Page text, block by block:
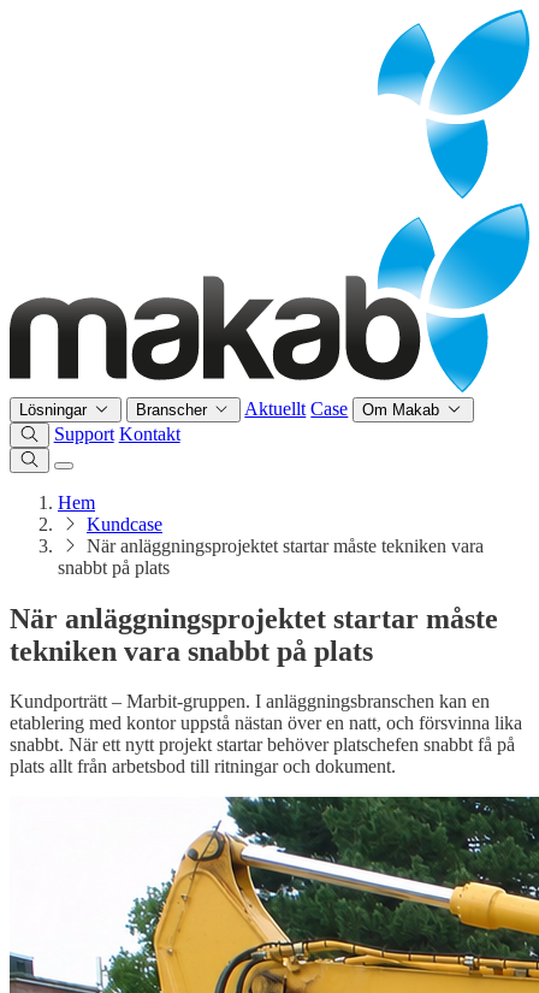
Lösningar Branscher Aktuellt Case Om Makab
Support Kontakt
Hem
Kundcase
När anläggningsprojektet startar måste tekniken vara
snabbt på plats
När anläggningsprojektet startar måste
tekniken vara snabbt på plats
Kundporträtt – Marbit-gruppen. I anläggningsbranschen kan en
etablering med kontor uppstå nästan över en natt, och försvinna lika
snabbt. När ett nytt projekt startar behöver platschefen snabbt få på
plats allt från arbetsbod till ritningar och dokument.